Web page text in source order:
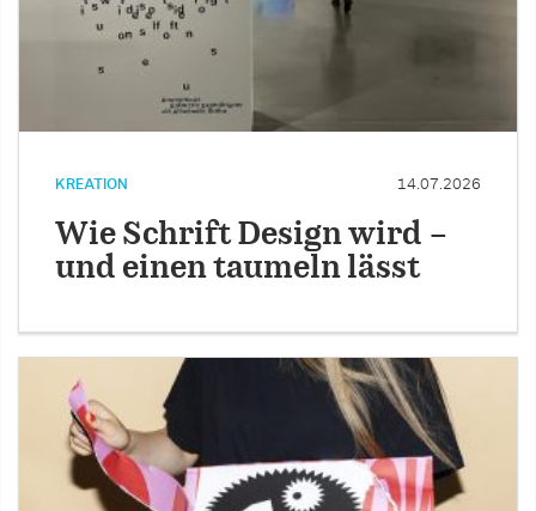
KREATION 14.07.2026
Wie Schrift Design wird –
und einen taumeln lässt